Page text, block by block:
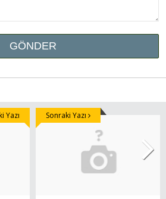
Yazı Sonraki Yazı